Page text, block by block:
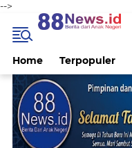
-->
Home Terpopuler